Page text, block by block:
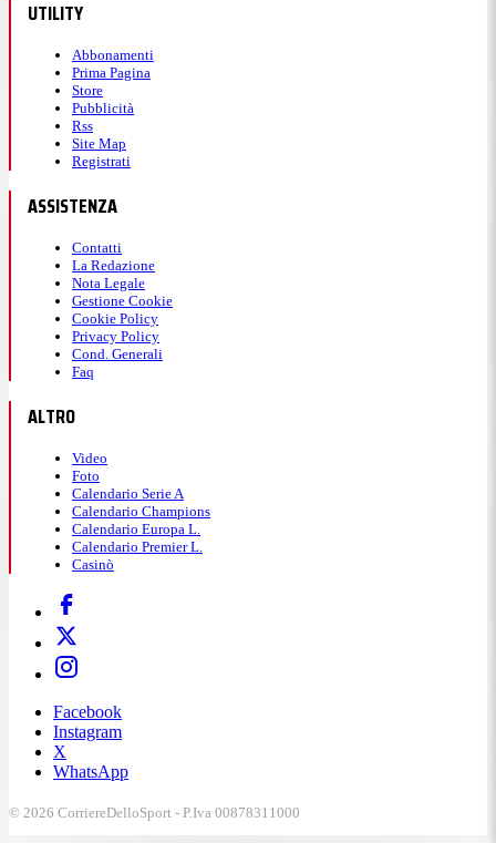
UTILITY
Abbonamenti
Prima Pagina
Store
Pubblicità
Rss
Site Map
Registrati
ASSISTENZA
Contatti
La Redazione
Nota Legale
Gestione Cookie
Cookie Policy
Privacy Policy
Cond. Generali
Faq
ALTRO
Video
Foto
Calendario Serie A
Calendario Champions
Calendario Europa L.
Calendario Premier L.
Casinò
Facebook
Instagram
X
WhatsApp
© 2026 CorriereDelloSport - P.Iva 00878311000